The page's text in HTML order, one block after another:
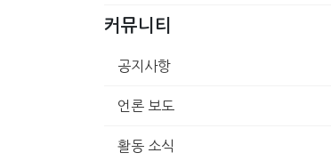
커뮤니티
공지사항
언론 보도
활동 소식